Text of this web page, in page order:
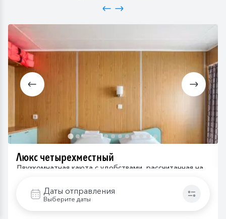
Даты отправления
Выберите даты
Люкс четырехместный
Двухкомнатная каюта с удобствами, рассчитанная на
4 пассажира